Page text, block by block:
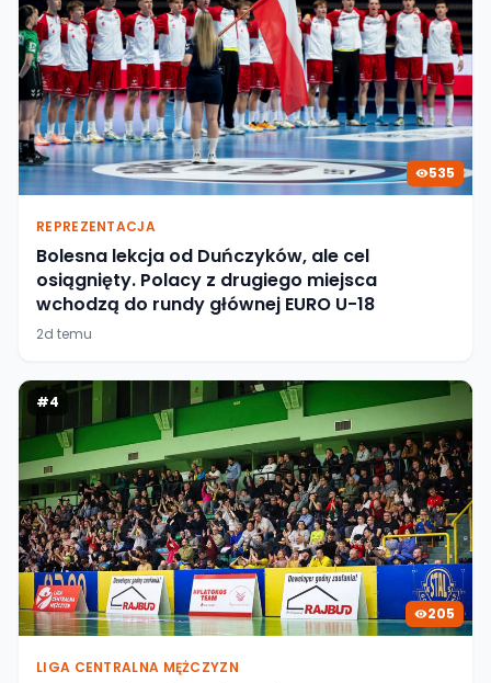
535
REPREZENTACJA
Bolesna lekcja od Duńczyków, ale cel
osiągnięty. Polacy z drugiego miejsca
wchodzą do rundy głównej EURO U-18
2d temu
#4
205
LIGA CENTRALNA MĘŻCZYZN